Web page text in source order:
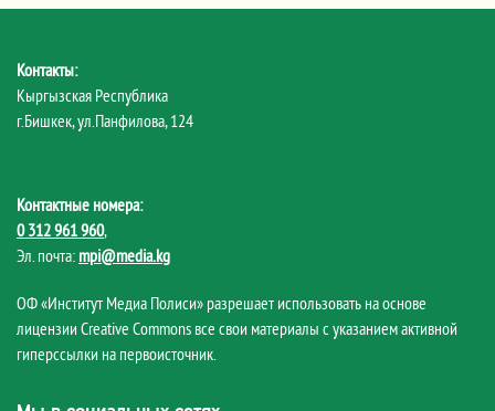
Контакты:
Кыргызская Республика
г.Бишкек, ул.Панфилова, 124
Контактные номера:
0 312 961 960,
Эл. почта: mpi@media.kg
ОФ «Институт Медиа Полиси» разрешает использовать на основе
лицензии Creative Commons все свои материалы с указанием активной
гиперссылки на первоисточник.